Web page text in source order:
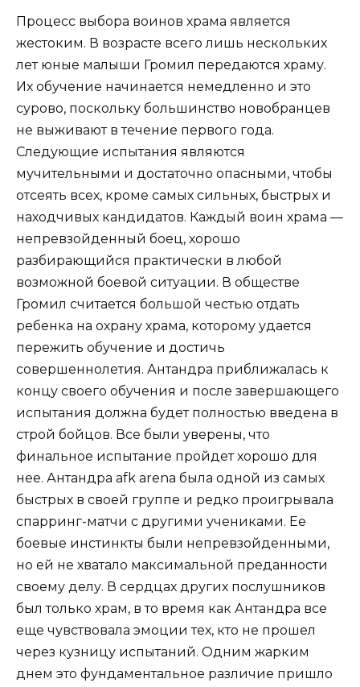
Процесс выбора воинов храма является
жестоким. В возрасте всего лишь нескольких
лет юные малыши Громил передаются храму.
Их обучение начинается немедленно и это
сурово, поскольку большинство новобранцев
не выживают в течение первого года.
Следующие испытания являются
мучительными и достаточно опасными, чтобы
отсеять всех, кроме самых сильных, быстрых и
находчивых кандидатов. Каждый воин храма —
непревзойденный боец, хорошо
разбирающийся практически в любой
возможной боевой ситуации. В обществе
Громил считается большой честью отдать
ребенка на охрану храма, которому удается
пережить обучение и достичь
совершеннолетия. Антандра приближалась к
концу своего обучения и после завершающего
испытания должна будет полностью введена в
строй бойцов. Все были уверены, что
финальное испытание пройдет хорошо для
нее. Антандра afk arena была одной из самых
быстрых в своей группе и редко проигрывала
спарринг-матчи с другими учениками. Ее
боевые инстинкты были непревзойденными,
но ей не хватало максимальной преданности
своему делу. В сердцах других послушников
был только храм, в то время как Антандра все
еще чувствовала эмоции тех, кто не прошел
через кузницу испытаний. Одним жарким
днем ​​это фундаментальное различие пришло